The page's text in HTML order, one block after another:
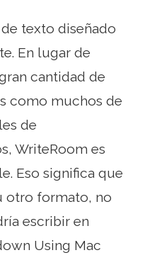
texto diseñado
En lugar de
cantidad de
como muchos de
de
WriteRoom es
Eso significa que
otro formato, no
escribir en
Using Mac